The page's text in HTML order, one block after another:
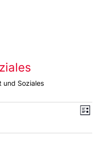
und Soziales
Liste